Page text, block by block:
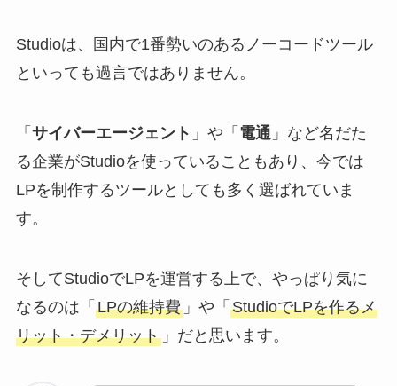
Studioは、国内で1番勢いのあるノーコードツール
といっても過言ではありません。
「 サイバーエージェント 」や「 電通」など名だた
る企業がStudioを使っていることもあり、今では
LPを制作するツールとしても多く選ばれていま
す。
そしてStudioでLPを運営する上で、やっぱり気に
なるのは「 LPの維持費」や「 StudioでLPを作るメ
リット・デメリット」だと思います。